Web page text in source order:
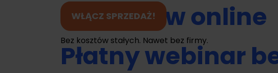
do kursów online
Płatny webinar
WŁĄCZ SPRZEDAŻ!
Bez kosztów stałych. Nawet bez firmy.